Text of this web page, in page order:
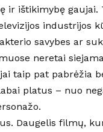
ir ištikimybę gaujai.
industrijos
savybes ar
neretai
taip pat pabrėžia
platus – nuo
Daugelis filmų,